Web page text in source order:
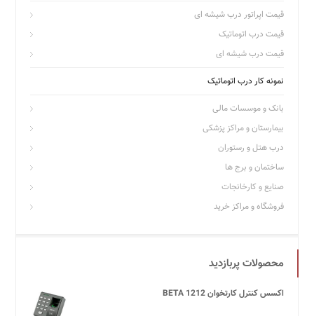
قیمت اپراتور درب شیشه ای
قیمت درب اتوماتیک
قیمت درب شیشه ای
نمونه کار درب اتوماتیک
بانک و موسسات مالی
بیمارستان و مراکز پزشکی
درب هتل و رستوران
ساختمان و برج ها
صنایع و کارخانجات
فروشگاه و مراکز خرید
محصولات پربازدید
اکسس کنترل کارتخوان BETA 1212